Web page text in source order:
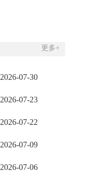
更多+
2026-07-30
2026-07-23
2026-07-22
2026-07-09
2026-07-06